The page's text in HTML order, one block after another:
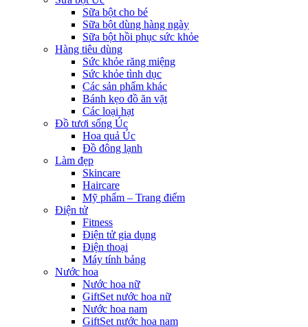
Sữa bột cho bé
Sữa bột dùng hàng ngày
Sữa bột hồi phục sức khỏe
Hàng tiêu dùng
Sức khỏe răng miệng
Sức khỏe tình dục
Các sản phẩm khác
Bánh kẹo đồ ăn vặt
Các loại hạt
Đồ tươi sống Úc
Hoa quả Úc
Đồ đông lạnh
Làm đẹp
Skincare
Haircare
Mỹ phẩm – Trang điểm
Điện tử
Fitness
Điện tử gia dụng
Điện thoại
Máy tính bảng
Nước hoa
Nước hoa nữ
GiftSet nước hoa nữ
Nước hoa nam
GiftSet nước hoa nam